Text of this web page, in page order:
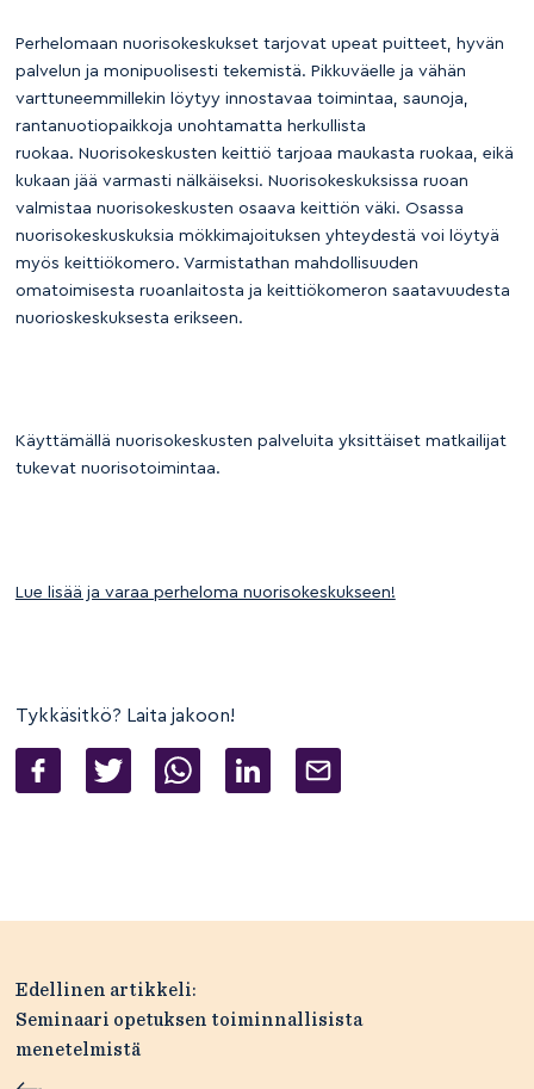
Perhelomaan nuorisokeskukset tarjovat upeat puitteet, hyvän
palvelun ja monipuolisesti tekemistä. Pikkuväelle ja vähän
varttuneemmillekin löytyy innostavaa toimintaa, saunoja,
rantanuotiopaikkoja unohtamatta herkullista
ruokaa. Nuorisokeskusten keittiö tarjoaa maukasta ruokaa, eikä
kukaan jää varmasti nälkäiseksi. Nuorisokeskuksissa ruoan
valmistaa nuorisokeskusten osaava keittiön väki. Osassa
nuorisokeskuskuksia mökkimajoituksen yhteydestä voi löytyä
myös keittiökomero. Varmistathan mahdollisuuden
omatoimisesta ruoanlaitosta ja keittiökomeron saatavuudesta
nuorioskeskuksesta erikseen.
Käyttämällä nuorisokeskusten palveluita yksittäiset matkailijat
tukevat nuorisotoimintaa.
Lue lisää ja varaa perheloma nuorisokeskukseen!
Tykkäsitkö? Laita jakoon!
Artikkelien
selaus
Edellinen artikkeli:
Seminaari opetuksen toiminnallisista
menetelmistä